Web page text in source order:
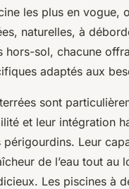
les plus en vogue,
naturelles, à
hors-sol, chacune
adaptés aux
sont
et leur intégration
périgourdins. Leur
de l’eau tout au
Les piscines à